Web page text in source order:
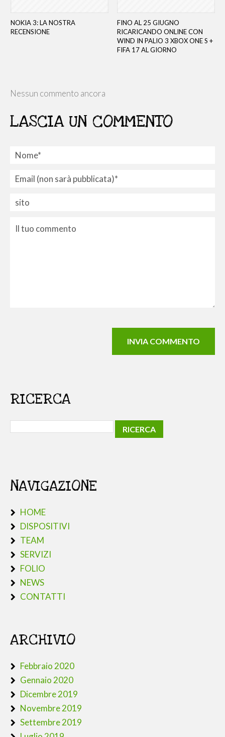
NOKIA 3: LA NOSTRA
RECENSIONE
FINO AL 25 GIUGNO
RICARICANDO ONLINE CON
WIND IN PALIO 3 XBOX ONE S +
FIFA 17 AL GIORNO
Nessun commento ancora
LASCIA UN COMMENTO
RICERCA
NAVIGAZIONE
HOME
DISPOSITIVI
TEAM
SERVIZI
FOLIO
NEWS
CONTATTI
ARCHIVIO
Febbraio 2020
Gennaio 2020
Dicembre 2019
Novembre 2019
Settembre 2019